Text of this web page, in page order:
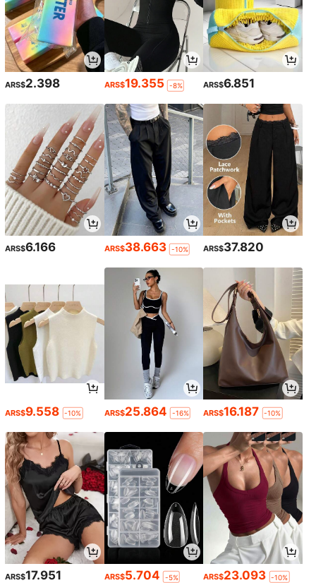
ARS$2.398 ARS$19.355 -8% ARS$6.851
ARS$6.166 ARS$38.663 -10% ARS$37.820
ARS$9.558 -10% ARS$25.864 -16% ARS$16.187 -10%
ARS$17.951 ARS$5.704 -5% ARS$23.093 -10%